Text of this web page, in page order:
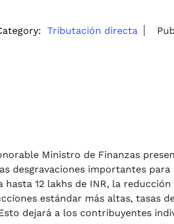
Tributación directa
Ministro de Finanzas
desgravaciones importantes
hasta 12 lakhs de INR, la
estándar más altas, tasas
dejará a los contribuyentes